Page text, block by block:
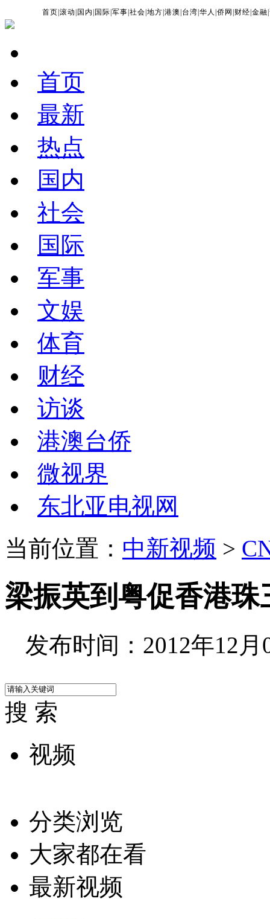
首页 |滚动 国内 国际 |军事 |社会 |地方 |港澳 台湾 |华人 |侨网 财经 |金融 |
首页
最新
热点
国内
社会
国际
军事
文娱
体育
财经
访谈
港澳台侨
微视界
东北亚电视网
当前位置： 中新视频 >
梁振英到粤促香港
发布时间：2012年12月
搜 索
视频
分类浏览
大家都在看
最新视频